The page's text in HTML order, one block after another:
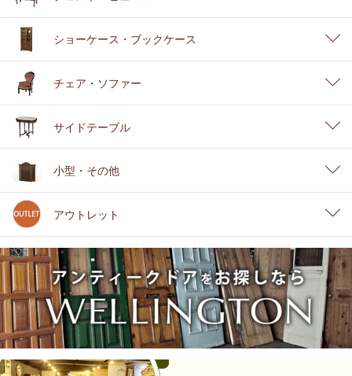
ショーケース・ブックケース
チェア・ソファー
サイドテーブル
小型・その他
アウトレット